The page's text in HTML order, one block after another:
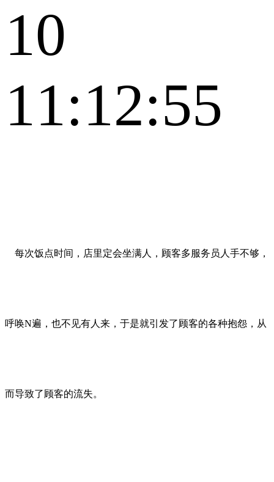
10
11:12:55
每次饭点时间，店里定会坐满人，顾客多服务员人手不够，
呼唤N遍，也不见有人来，于是就引发了顾客的各种抱怨，从
而导致了顾客的流失。